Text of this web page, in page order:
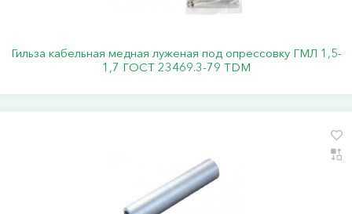
Гильза кабельная медная луженая под опрессовку ГМЛ 1,5-
1,7 ГОСТ 23469.3-79 TDM